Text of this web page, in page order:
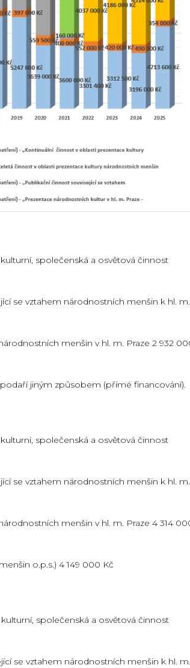
společenská a osvětová činnost
se vztahem národnostních menšin k hl. m.
menšin v hl. m. Praze 2 932
jiným způsobem (přímé financování).
společenská a osvětová činnost
se vztahem národnostních menšin k hl. m.
menšin v hl. m. Praze 4 314
o.p.s.) 4 149 000 Kč
společenská a osvětová činnost
se vztahem národnostních menšin k hl. m.